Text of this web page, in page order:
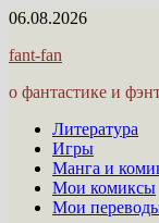
Перейти
содержимому
06.08.2026
fant-fan
о фантастике и
Литература
Игры
Манга и
Мои комиксы
Мои